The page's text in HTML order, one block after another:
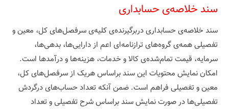
سند خلاصه‌ی حسابداری
سند خلاصه‌ی حسابداری دربرگیرنده‌ی کلیه‌ی سرفصل‌های کل، معین و
تفصیلی همه‌ی گروه‌های ترازنامه‌ای اعم از دارایی‌ها، بدهی‌ها،
سرمایه، قیمت تمام‌شده‌ی کالا و خدمات، هزینه‌ها و درآمدها است.
امکان نمایش محتویات این سند براساس هریک از سرفصل‌های کل،
معین و تفصیلی فراهم است. ضمن آنکه تعداد حساب‌های درگردش
تفصیلی‌ها در صورت نمایش سند براساس شرح تفصیلی و تعداد